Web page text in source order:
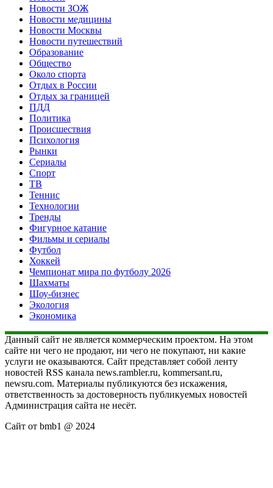
Новости ЗОЖ
Новости медицины
Новости Москвы
Новости путешествий
Образование
Общество
Около спорта
Отдых в России
Отдых за границей
ПДД
Политика
Происшествия
Психология
Рынки
Сериалы
Спорт
ТВ
Теннис
Технологии
Тренды
Фигурное катание
Фильмы и сериалы
Футбол
Хоккей
Чемпионат мира по футболу 2026
Шахматы
Шоу-бизнес
Экология
Экономика
Данный сайт не является коммерческим проектом. На этом
сайте ни чего не продают, ни чего не покупают, ни какие
услуги не оказываются. Сайт представляет собой ленту
новостей RSS канала news.rambler.ru, kommersant.ru,
newsru.com. Материалы публикуются без искажения,
ответственность за достоверность публикуемых новостей
Администрация сайта не несёт.
Сайт от bmb1 @ 2024